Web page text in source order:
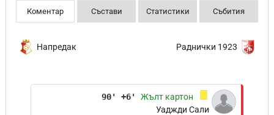
Коментар Състави Статистики Събития
Напредак Раднички 1923
90' +6'
Жълт картон
Уаджди Сали